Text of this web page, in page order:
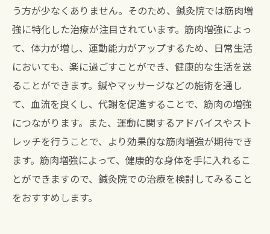
う方が少なくありません。そのため、鍼灸院では筋肉増
強に特化した治療が注目されています。筋肉増強によっ
て、体力が増し、運動能力がアップするため、日常生活
においても、楽に過ごすことができ、健康的な生活を送
ることができます。鍼やマッサージなどの施術を通し
て、血流を良くし、代謝を促進することで、筋肉の増強
につながります。また、運動に関するアドバイスやスト
レッチを行うことで、より効果的な筋肉増強が期待でき
ます。筋肉増強によって、健康的な身体を手に入れるこ
とができますので、鍼灸院での治療を検討してみること
をおすすめします。